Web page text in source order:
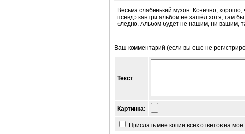
Весьма слабенький музон. Конечно,
псевдо кантри альбом не зашёл хотя, там
бледно. Альбом будет не нашим, ни вашим,
Ваш комментарий (если вы еще не
Текст:
Картинка:
Прислать мне копии всех ответов на